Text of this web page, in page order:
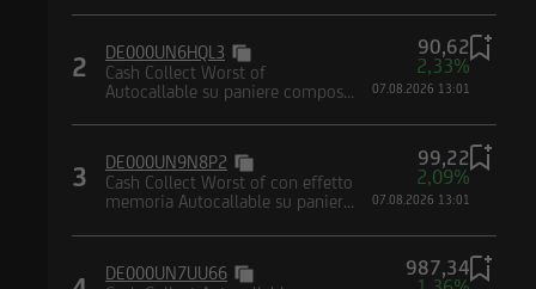
2
DE000UN6HQL3
Cash Collect Worst of
Autocallable su paniere composto
90,62
2,33%
07.08.2026 13:01
3
DE000UN9N8P2
Cash Collect Worst of con effetto
memoria Autocallable su paniere
99,22
2,09%
07.08.2026 13:01
DE000UN7UU66
987,34
Austria AG,
UniCredit Bank
Centrale
Supervisory
Authority (FMA) e
Società e la Borsa
d'Italia, dalla